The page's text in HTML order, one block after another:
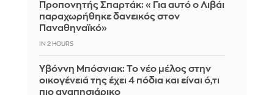
Προπονητής Σπαρτάκ: «Για αυτό ο Λιβάι
παραχωρήθηκε δανεικός στον
Παναθηναϊκό»
IN 2 HOURS
Υβόννη Μπόσνιακ: Το νέο μέλος στην
οικογένειά της έχει 4 πόδια και είναι ό,τι
πιο αγαπησιάρικο